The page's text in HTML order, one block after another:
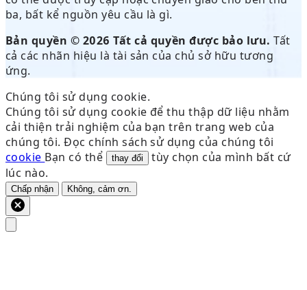
ba, bất kể nguồn yêu cầu là gì.
Bản quyền © 2026 Tất cả quyền được bảo lưu.Tất
cả các nhãn hiệu là tài sản của chủ sở hữu tương
ứng.
Chúng tôi sử dụng cookie.
Chúng tôi sử dụng cookie để thu thập dữ liệu nhằm
cải thiện trải nghiệm của bạn trên trang web của
chúng tôi. Đọc chính sách sử dụng của chúng tôi
cookie Bạn có thể thay đổi tùy chọn của mình bất cứ
lúc nào.
Chấp nhận Không, cảm ơn.